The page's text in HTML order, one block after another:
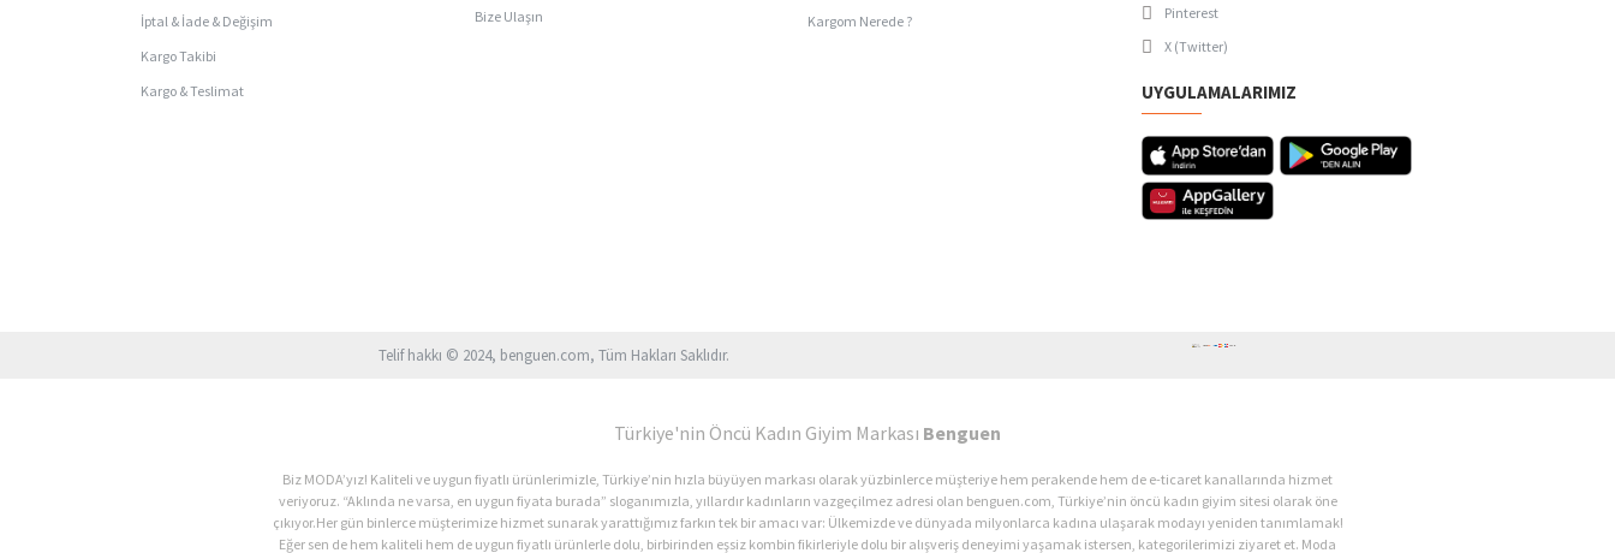
İptal & İade & Değişim
Kargo Takibi
Kargo & Teslimat
Bize Ulaşın
Kargom Nerede ?
Pinterest
X (Twitter)
UYGULAMALARIMIZ
Telif hakkı © 2024, benguen.com, Tüm Hakları Saklıdır.
Türkiye'nin Öncü Kadın Giyim Markası Benguen
Biz MODA’yız! Kaliteli ve uygun fiyatlı ürünlerimizle, Türkiye’nin hızla büyüyen markası olarak yüzbinlerce müşteriye hem perakende hem de e-ticaret kanallarında hizmet
veriyoruz. “Aklında ne varsa, en uygun fiyata burada” sloganımızla, yıllardır kadınların vazgeçilmez adresi olan benguen.com, Türkiye’nin öncü kadın giyim sitesi olarak öne
çıkıyor.Her gün binlerce müşterimize hizmet sunarak yarattığımız farkın tek bir amacı var: Ülkemizde ve dünyada milyonlarca kadına ulaşarak modayı yeniden tanımlamak!
Eğer sen de hem kaliteli hem de uygun fiyatlı ürünlerle dolu, birbirinden eşsiz kombin fikirleriyle dolu bir alışveriş deneyimi yaşamak istersen, kategorilerimizi ziyaret et. Moda